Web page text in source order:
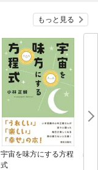
もっと見る
宇宙を味方にする方程
式
基